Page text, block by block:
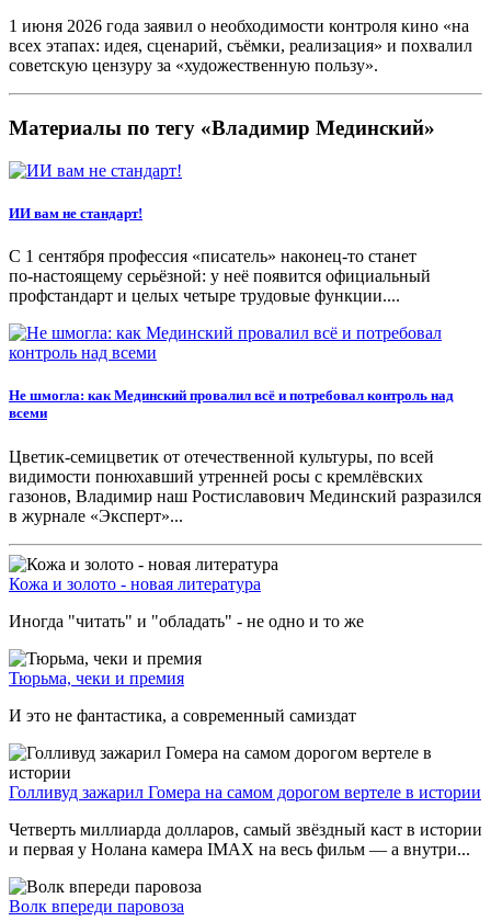
1 июня 2026 года заявил о необходимости контроля кино «на
всех этапах: идея, сценарий, съёмки, реализация» и похвалил
советскую цензуру за «художественную пользу».
Материалы по тегу «Владимир Мединский»
ИИ вам не стандарт!
С 1 сентября профессия «писатель» наконец‑то станет
по‑настоящему серьёзной: у неё появится официальный
профстандарт и целых четыре трудовые функции....
Не шмогла: как Мединский провалил всё и потребовал контроль над
всеми
Цветик-семицветик от отечественной культуры, по всей
видимости понюхавший утренней росы с кремлёвских
газонов, Владимир наш Ростиславович Мединский разразился
в журнале «Эксперт»...
Кожа и золото - новая литература
Иногда "читать" и "обладать" - не одно и то же
Тюрьма, чеки и премия
И это не фантастика, а современный самиздат
Голливуд зажарил Гомера на самом дорогом вертеле в истории
Четверть миллиарда долларов, самый звёздный каст в истории
и первая у Нолана камера IMAX на весь фильм — а внутри...
Волк впереди паровоза